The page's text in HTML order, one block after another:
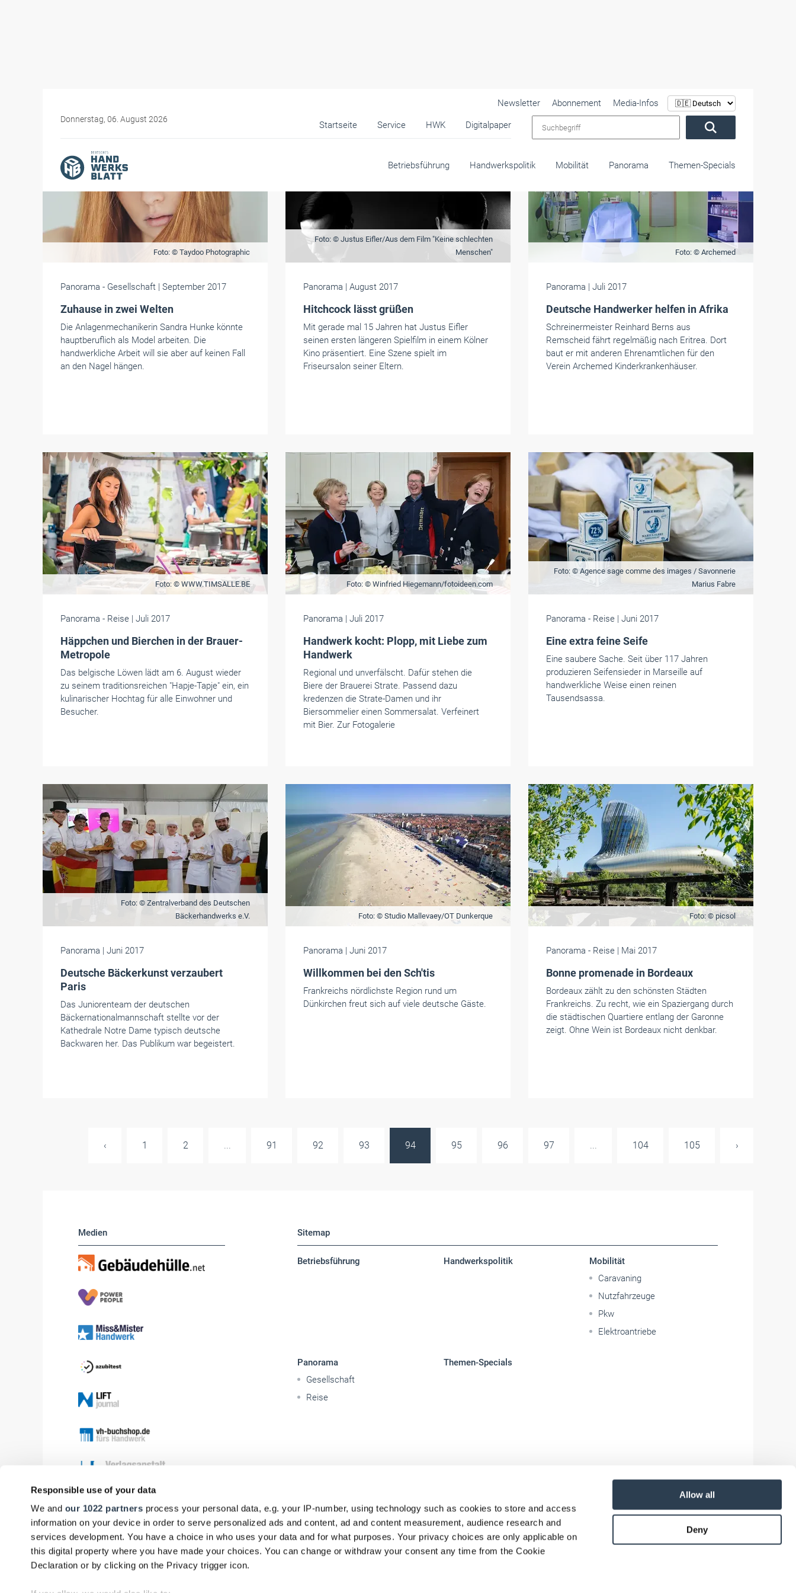
Responsible use of your data
We and our 1022 partners process your personal data, e.g. your IP-number, using technology such as cookies to store and access
information on your device in order to serve personalized ads and content, ad and content measurement, audience research and
services development. You have a choice in who uses your data and for what purposes. Your privacy choices are only applicable on
this digital property where you have made your choices. You can change or withdraw your consent any time from the Cookie
Declaration or by clicking on the Privacy trigger icon.
Allow all
Deny
Donnerstag, 06. August 2026
Startseite Service HWK Digitalpaper
Newsletter Abonnement
Media-Infos
Betriebsführung Handwerkspolitik Mobilität Panorama Themen-Specials
Foto: © Taydoo Photographic
Panorama - Gesellschaft | September 2017
Zuhause in zwei Welten
Die Anlagenmechanikerin Sandra Hunke könnte
hauptberuflich als Model arbeiten. Die
handwerkliche Arbeit will sie aber auf keinen Fall
an den Nagel hängen.
Foto: © Justus Eifler/Aus dem Film "Keine schlechten
Menschen"
Panorama | August 2017
Hitchcock lässt grüßen
Mit gerade mal 15 Jahren hat Justus Eifler
seinen ersten längeren Spielfilm in einem Kölner
Kino präsentiert. Eine Szene spielt im
Friseursalon seiner Eltern.
Foto: © Archemed
Panorama | Juli 2017
Deutsche Handwerker helfen in Afrika
Schreinermeister Reinhard Berns aus
Remscheid fährt regelmäßig nach Eritrea. Dort
baut er mit anderen Ehrenamtlichen für den
Verein Archemed Kinderkrankenhäuser.
Foto: © WWW.TIMSALLE.BE
Panorama - Reise | Juli 2017
Häppchen und Bierchen in der Brauer-
Metropole
Das belgische Löwen lädt am 6. August wieder
zu seinem traditionsreichen "Hapje-Tapje" ein, ein
kulinarischer Hochtag für alle Einwohner und
Besucher.
Foto: © Winfried Hiegemann/fotoideen.com
Panorama | Juli 2017
Handwerk kocht: Plopp, mit Liebe zum
Handwerk
Regional und unverfälscht. Dafür stehen die
Biere der ­Brauerei Strate. Passend dazu
kredenzen die Strate-Damen und ihr
Biersommelier einen Sommersalat. Verfeinert
mit Bier. Zur Fotogalerie
Foto: © Agence sage comme des images / Savonnerie
Marius Fabre
Panorama - Reise | Juni 2017
Eine extra feine Seife
Eine saubere Sache. Seit über 117 Jahren
produzieren Seifensieder in Marseille auf
handwerkliche Weise einen reinen
Tausendsassa.
Foto: © Zentralverband des Deutschen
Bäckerhandwerks e.V.
Panorama | Juni 2017
Deutsche Bäckerkunst verzaubert
Paris
Das Juniorenteam der deutschen
Bäckernationalmannschaft stellte vor der
Kathedrale Notre Dame typisch deutsche
Backwaren her. Das Publikum war begeistert.
Foto: © Studio Mallevaey/OT Dunkerque
Panorama | Juni 2017
Willkommen bei den Sch'tis
Frankreichs nördlichste Region rund um
Dünkirchen freut sich auf viele deutsche Gäste.
Foto: © picsol
Panorama - Reise | Mai 2017
Bonne promenade in Bordeaux
Bordeaux zählt zu den schönsten Städten
Frankreichs. Zu recht, wie ein Spaziergang durch
die städtischen Quartiere entlang der Garonne
zeigt. Ohne Wein ist Bordeaux nicht denkbar.
‹ 1 2 ... 91 92 93 94 95 96 97 ... 104 105 ›
Medien Sitemap
Betriebsführung Handwerkspolitik
Mobilität
Caravaning
Nutzfahrzeuge
Pkw
Elektroantriebe
Panorama
Gesellschaft
Reise
Themen-Specials